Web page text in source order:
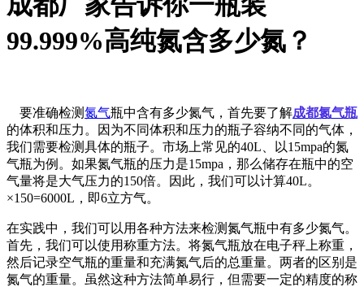
99.999%高纯氮含多少氮？
要准确检测氮气瓶中含有多少氮气，首先要了解成都氮气瓶
的体积和压力。因为不同体积和压力的瓶子容纳不同的气体，
我们需要检测具体的瓶子。市场上常见的40L、以15mpa的氮
气瓶为例。如果氮气瓶的压力是15mpa，那么储存在瓶中的空
气量将是大气压力的150倍。因此，我们可以计算40L。
×150=6000L，即6立方气。
在实践中，我们可以用各种方法来检测氮气瓶中有多少氮气。
首先，我们可以使用称重方法。将氮气瓶放在电子秤上称重，
然后记录空气瓶的重量和充满氮气后的总重量。两者的区别是
氮气的重量。虽然这种方法简单易行，但需要一定的精度的称